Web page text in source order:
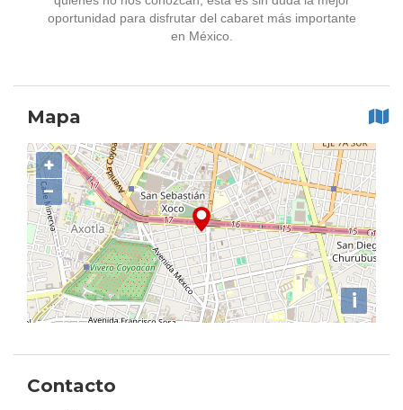
oportunidad para disfrutar del cabaret más importante
en México.
Mapa
+
−
i
Contacto